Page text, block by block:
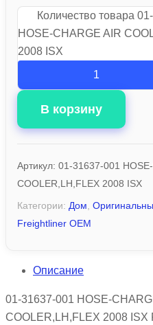
Количество товара
HOSE-CHARGE AIR
2008 ISX
В корзину
Артикул: 01-31637-001
COOLER,LH,FLEX 2008 ISX
Категории: Дом
Freightliner OEM
Описание
01-31637-001 HOSE-
COOLER,LH,FLEX 2008 ISX